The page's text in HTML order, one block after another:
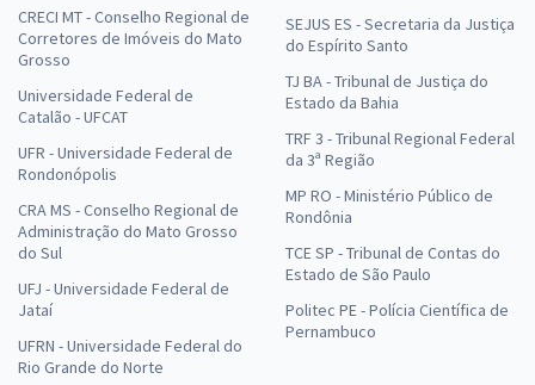
CRECI MT - Conselho Regional de
Corretores de Imóveis do Mato
Grosso
Universidade Federal de
Catalão - UFCAT
UFR - Universidade Federal de
Rondonópolis
CRA MS - Conselho Regional de
Administração do Mato Grosso
do Sul
UFJ - Universidade Federal de
Jataí
UFRN - Universidade Federal do
Rio Grande do Norte
SEJUS ES - Secretaria da Justiça
do Espírito Santo
TJ BA - Tribunal de Justiça do
Estado da Bahia
TRF 3 - Tribunal Regional Federal
da 3ª Região
MP RO - Ministério Público de
Rondônia
TCE SP - Tribunal de Contas do
Estado de São Paulo
Politec PE - Polícia Científica de
Pernambuco